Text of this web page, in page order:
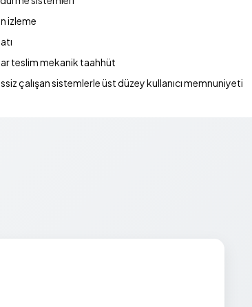
izleme
teslim mekanik taahhüt
çalışan sistemlerle üst düzey kullanıcı memnuniyeti